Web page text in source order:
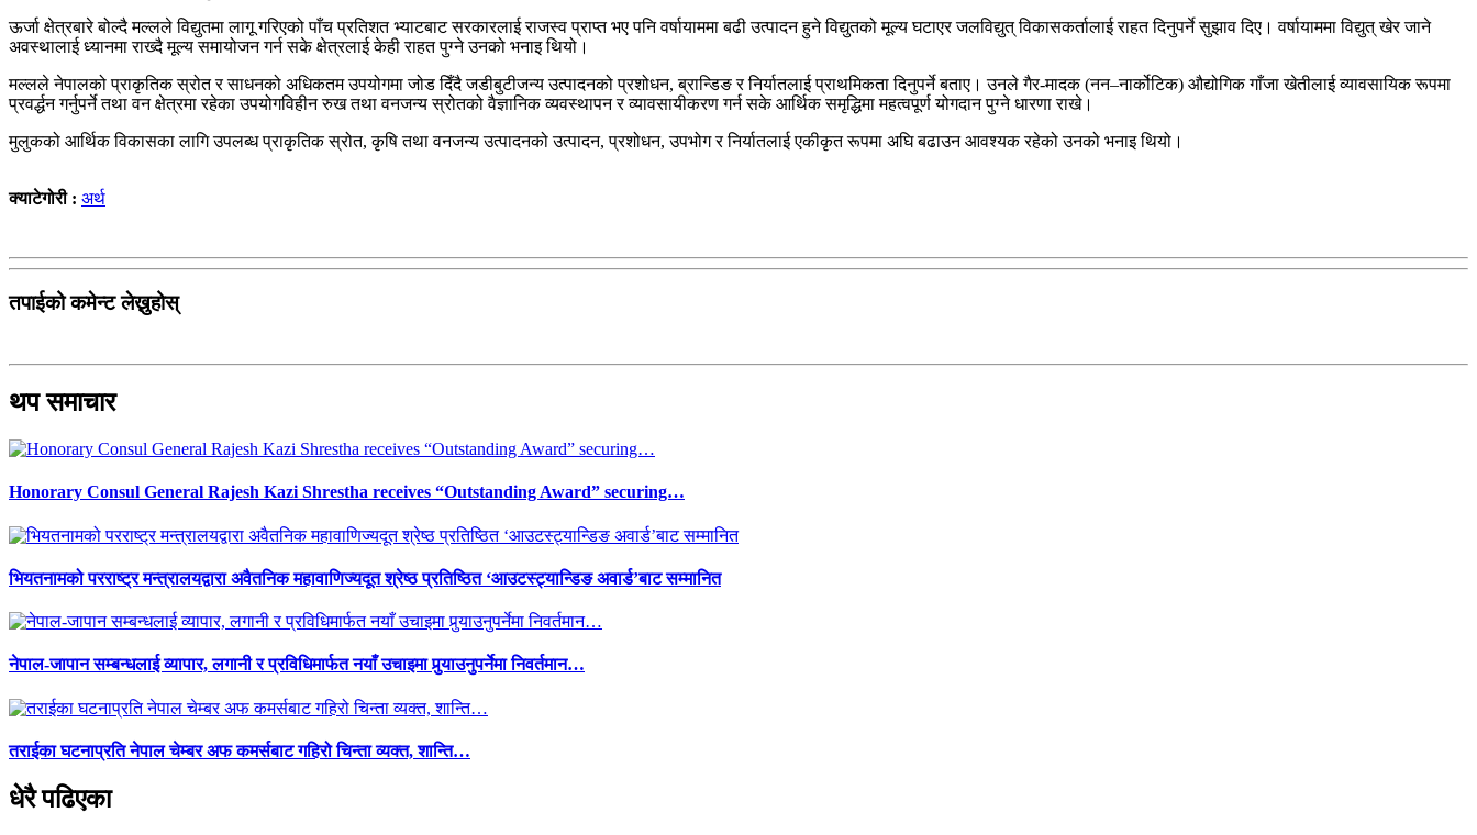
ऊर्जा क्षेत्रबारे बोल्दै मल्लले विद्युतमा लागू गरिएको पाँच प्रतिशत भ्याटबाट सरकारलाई राजस्व प्राप्त भए पनि वर्षायाममा बढी उत्पादन हुने विद्युतको मूल्य घटाएर जलविद्युत् विकासकर्तालाई राहत दिनुपर्ने सुझाव दिए। वर्षायाममा विद्युत् खेर जाने
अवस्थालाई ध्यानमा राख्दै मूल्य समायोजन गर्न सके क्षेत्रलाई केही राहत पुग्ने उनको भनाइ थियो।
मल्लले नेपालको प्राकृतिक स्रोत र साधनको अधिकतम उपयोगमा जोड दिँदै जडीबुटीजन्य उत्पादनको प्रशोधन, ब्रान्डिङ र निर्यातलाई प्राथमिकता दिनुपर्ने बताए। उनले गैर-मादक (नन–नार्कोटिक) औद्योगिक गाँजा खेतीलाई व्यावसायिक रूपमा
प्रवर्द्धन गर्नुपर्ने तथा वन क्षेत्रमा रहेका उपयोगविहीन रुख तथा वनजन्य स्रोतको वैज्ञानिक व्यवस्थापन र व्यावसायीकरण गर्न सके आर्थिक समृद्धिमा महत्वपूर्ण योगदान पुग्ने धारणा राखे।
मुलुकको आर्थिक विकासका लागि उपलब्ध प्राकृतिक स्रोत, कृषि तथा वनजन्य उत्पादनको उत्पादन, प्रशोधन, उपभोग र निर्यातलाई एकीकृत रूपमा अघि बढाउन आवश्यक रहेको उनको भनाइ थियो।
क्याटेगोरी : अर्थ
तपाईको कमेन्ट लेख्नुहोस्
थप समाचार
Honorary Consul General Rajesh Kazi Shrestha receives “Outstanding Award” securing…
भियतनामको परराष्ट्र मन्त्रालयद्वारा अवैतनिक महावाणिज्यदूत श्रेष्ठ प्रतिष्ठित ‘आउटस्ट्यान्डिङ अवार्ड’बाट सम्मानित
नेपाल-जापान सम्बन्धलाई व्यापार, लगानी र प्रविधिमार्फत नयाँ उचाइमा पुर्‍याउनुपर्नेमा निवर्तमान…
तराईका घटनाप्रति नेपाल चेम्बर अफ कमर्सबाट गहिरो चिन्ता व्यक्त, शान्ति…
धेरै पढिएका